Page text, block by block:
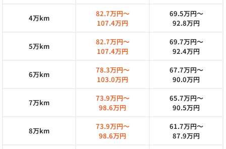
4万km
82.7万円～
107.4万円
69.5万円～
92.8万円
5万km
82.7万円～
107.4万円
69.7万円～
92.4万円
6万km
78.3万円～
103.0万円
67.7万円～
90.0万円
7万km
73.9万円～
98.6万円
65.7万円～
90.5万円
8万km
73.9万円～
98.6万円
61.7万円～
87.9万円